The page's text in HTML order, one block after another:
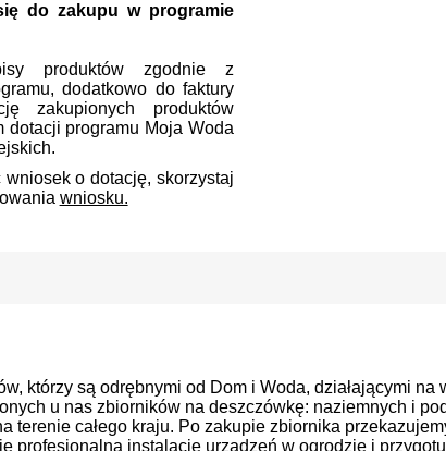
do zakupu w programie
produktów zgodnie z
dodatkowo do faktury
zakupionych produktów
dotacji programu Moja Woda
wniosek o dotację, skorzystaj
wniosku.
którzy są odrębnymi od Dom i Woda, działającymi na
u nas zbiorników na deszczówkę: naziemnych i
terenie całego kraju. Po zakupie zbiornika
profesjonalną instalację urządzeń w ogrodzie i